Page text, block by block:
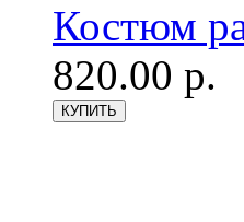
Костюм
820.00 р.